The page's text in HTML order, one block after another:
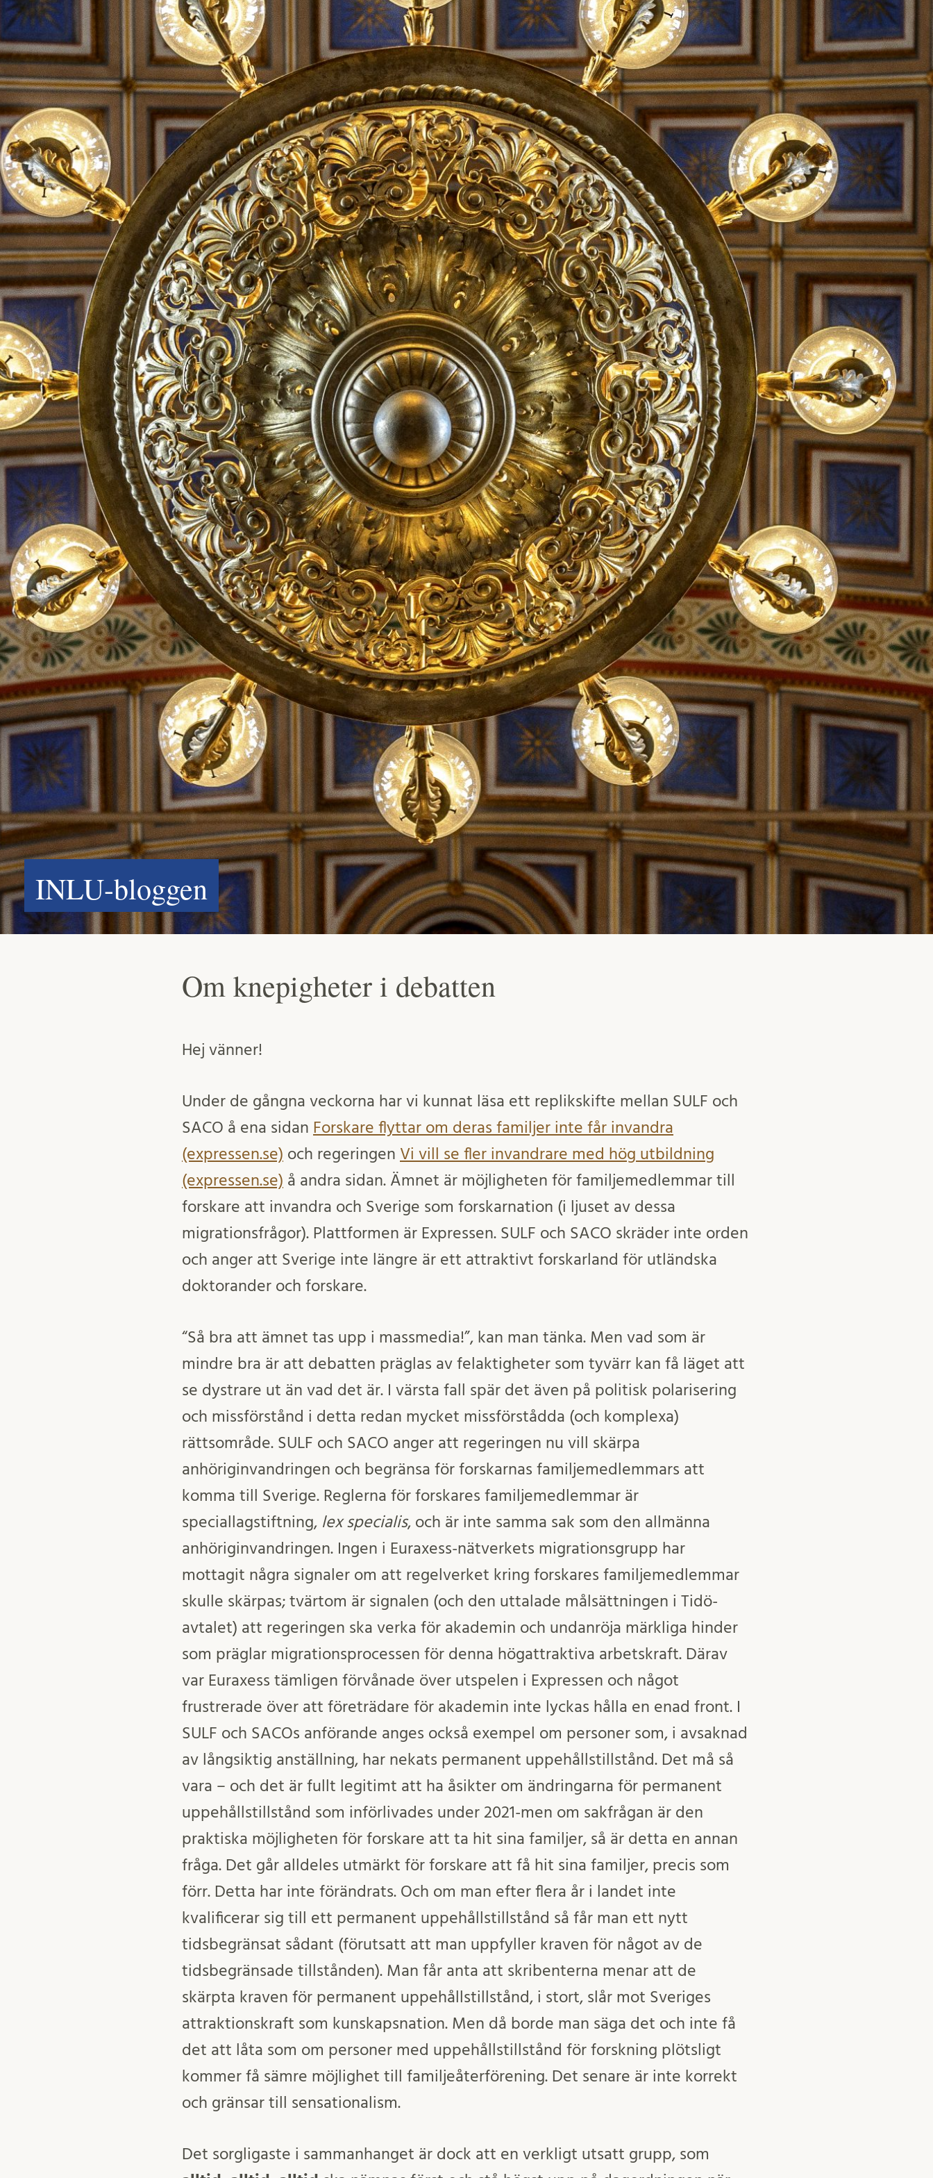
INLU-bloggen
Om knepigheter i debatten
Hej vänner!
Under de gångna veckorna har vi kunnat läsa ett replikskifte mellan SULF och
SACO å ena sidan Forskare flyttar om deras familjer inte får invandra
(expressen.se) och regeringen Vi vill se fler invandrare med hög utbildning
(expressen.se) å andra sidan. Ämnet är möjligheten för familjemedlemmar till
forskare att invandra och Sverige som forskarnation (i ljuset av dessa
migrationsfrågor). Plattformen är Expressen. SULF och SACO skräder inte orden
och anger att Sverige inte längre är ett attraktivt forskarland för utländska
doktorander och forskare.
“Så bra att ämnet tas upp i massmedia!”, kan man tänka. Men vad som är
mindre bra är att debatten präglas av felaktigheter som tyvärr kan få läget att
se dystrare ut än vad det är. I värsta fall spär det även på politisk polarisering
och missförstånd i detta redan mycket missförstådda (och komplexa)
rättsområde. SULF och SACO anger att regeringen nu vill skärpa
anhöriginvandringen och begränsa för forskarnas familjemedlemmars att
komma till Sverige. Reglerna för forskares familjemedlemmar är
speciallagstiftning, lex specialis, och är inte samma sak som den allmänna
anhöriginvandringen. Ingen i Euraxess-nätverkets migrationsgrupp har
mottagit några signaler om att regelverket kring forskares familjemedlemmar
skulle skärpas; tvärtom är signalen (och den uttalade målsättningen i Tidö-
avtalet) att regeringen ska verka för akademin och undanröja märkliga hinder
som präglar migrationsprocessen för denna högattraktiva arbetskraft. Därav
var Euraxess tämligen förvånade över utspelen i Expressen och något
frustrerade över att företrädare för akademin inte lyckas hålla en enad front. I
SULF och SACOs anförande anges också exempel om personer som, i avsaknad
av långsiktig anställning, har nekats permanent uppehållstillstånd. Det må så
vara – och det är fullt legitimt att ha åsikter om ändringarna för permanent
uppehållstillstånd som införlivades under 2021-men om sakfrågan är den
praktiska möjligheten för forskare att ta hit sina familjer, så är detta en annan
fråga. Det går alldeles utmärkt för forskare att få hit sina familjer, precis som
förr. Detta har inte förändrats. Och om man efter flera år i landet inte
kvalificerar sig till ett permanent uppehållstillstånd så får man ett nytt
tidsbegränsat sådant (förutsatt att man uppfyller kraven för något av de
tidsbegränsade tillstånden). Man får anta att skribenterna menar att de
skärpta kraven för permanent uppehållstillstånd, i stort, slår mot Sveriges
attraktionskraft som kunskapsnation. Men då borde man säga det och inte få
det att låta som om personer med uppehållstillstånd för forskning plötsligt
kommer få sämre möjlighet till familjeåterförening. Det senare är inte korrekt
och gränsar till sensationalism.
Det sorgligaste i sammanhanget är dock att en verkligt utsatt grupp, som